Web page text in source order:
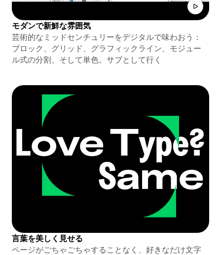
モダンで新鮮な雰囲気
芸術的なミッドセンチュリーをデジタルで味わおう：
ブロック、グリッド、グラフィックライン、モジュー
ル式の分割、そして単色。サブとして行く
言葉を美しく見せる
ページがごちゃごちゃすることなく、好きなだけ文字